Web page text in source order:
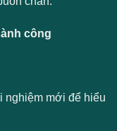
công
nghiệm mới để hiểu